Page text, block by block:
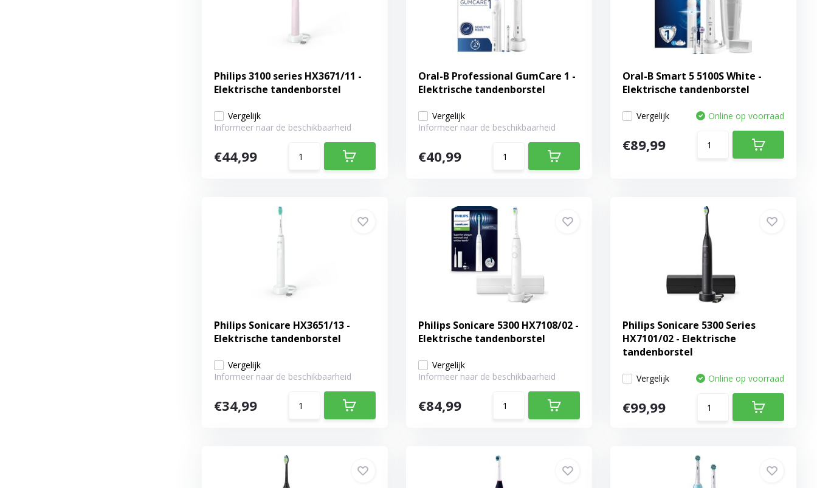
Philips 3100 series HX3671/11 -
Elektrische tandenborstel
Vergelijk
Informeer naar de beschikbaarheid
€44,99
Oral-B Professional GumCare 1 -
Elektrische tandenborstel
Vergelijk
Informeer naar de beschikbaarheid
€40,99
Oral-B Smart 5 5100S White -
Elektrische tandenborstel
Vergelijk Online op voorraad
€89,99
Philips Sonicare HX3651/13 -
Elektrische tandenborstel
Vergelijk
Informeer naar de beschikbaarheid
€34,99
Philips Sonicare 5300 HX7108/02 -
Elektrische tandenborstel
Vergelijk
Informeer naar de beschikbaarheid
€84,99
Philips Sonicare 5300 Series
HX7101/02 - Elektrische
tandenborstel
Vergelijk Online op voorraad
€99,99